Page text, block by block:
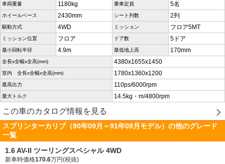
車両重量 1180kg 乗車定員 5名
ホイールベース 2430mm シート列数 2列
駆動方式 4WD ミッション フロア5MT
ミッション位置 フロア ドア数 5ドア
最小回転半径 4.9m 最低地上高 170mm
全長x全幅x全高(mm) 4380x1655x1450
室内 全長x全幅x全高(mm) 1780x1360x1200
最高出力 110ps/6000rpm
最大トルク 14.5kg・m/4800rpm
この車のカタログ情報を見る
スプリンターカリブ（90年09月～91年08月モデル）の他のグレード
一覧
1.6 AV-II ツーリングスペシャル 4WD
新車時価格170.6万円(税抜)